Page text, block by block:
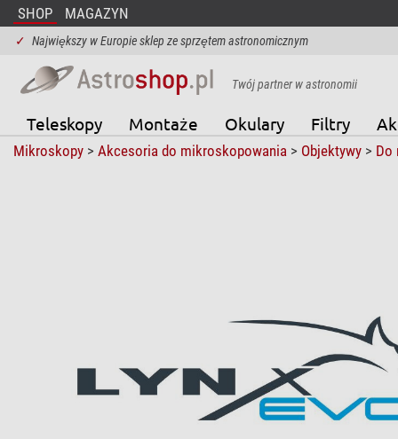
SHOP MAGAZYN
✓ Największy w Europie sklep ze sprzętem astronomicznym
Twój partner w astronomii
Teleskopy Montaże Okulary Filtry
Mikroskopy> Akcesoria do mikroskopowania > Objektywy> Do